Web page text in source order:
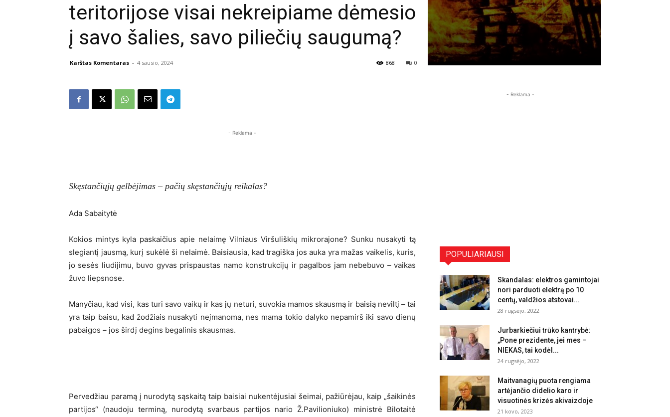
teritorijose visai nekreipiame dėmesio
į savo šalies, savo piliečių saugumą?
Karštas Komentaras - 4 sausio, 2024 0
868
- Reklama -
Skęstančiųjų gelbėjimas – pačių skęstančiųjų reikalas?
Ada Sabaitytė
Kokios mintys kyla paskaičius apie nelaimę Vilniaus Viršuliškių mikrorajone? Sunku nusakyti tą
slegiantį jausmą, kurį sukėlė ši nelaimė. Baisiausia, kad tragiška jos auka yra mažas vaikelis, kuris,
jo sesės liudijimu, buvo gyvas prispaustas namo konstrukcijų ir pagalbos jam nebebuvo – vaikas
žuvo liepsnose.
Manyčiau, kad visi, kas turi savo vaikų ir kas jų neturi, suvokia mamos skausmą ir baisią neviltį – tai
yra taip baisu, kad žodžiais nusakyti neįmanoma, nes mama tokio dalyko nepamirš iki savo dienų
pabaigos – jos širdį degins begalinis skausmas.
Pervedžiau paramą į nurodytą sąskaitą taip baisiai nukentėjusiai šeimai, pažiūrėjau, kaip „šaikinės
partijos“ (naudoju terminą, nurodytą svarbaus partijos nario Ž.Pavilioniuko) ministrė Bilotaitė
- Reklama -
POPULIARIAUSI
Skandalas: elektros gamintojai
nori parduoti elektrą po 10
centų, valdžios atstovai...
28 rugsėjo, 2022
Jurbarkiečiui trūko kantrybė:
„Pone prezidente, jei mes –
NIEKAS, tai kodėl...
24 rugsėjo, 2022
Maitvanagių puota rengiama
artėjančio didelio karo ir
visuotinės krizės akivaizdoje
21 kovo, 2023